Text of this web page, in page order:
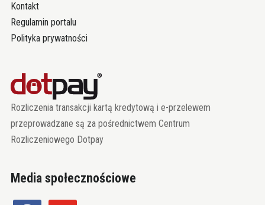
Kontakt
Regulamin portalu
Polityka prywatności
Rozliczenia transakcji kartą kredytową i e-przelewem
przeprowadzane są za pośrednictwem Centrum
Rozliczeniowego Dotpay
Media społecznościowe